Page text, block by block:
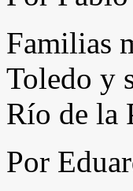
Familias
Toledo y
Río de la
Por